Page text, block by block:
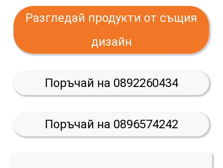
Разгледай продукти от същия
дизайн
Поръчай на 0892260434
Поръчай на 0896574242